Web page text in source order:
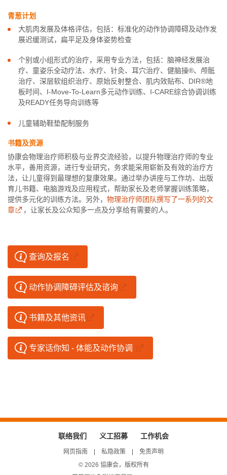
青葱计划
大肌肉发展及体格评估，包括：标准化的动作协调障碍及动作发
展迟缓测试，扁平足及身体姿势检查
个别或小组形式的治疗，采用专业方法，包括：脑神经发展治
疗、童姿乐全动疗法、水疗、针灸、耳穴治疗、健脑操®、颅骶
治疗、深层软组织治疗、原始反射整合、肌内效贴布、DIR®地
板时间、I-Move-To-Learn多元动作训练、I-CARE综合协调训练
及READY任务导向训练等
儿童辅助鞋垫配制服务
书籍及资源
协康会物理治疗师积极与业界交流经验，以提升物理治疗师的专业
水平，善用资源，进行专业研究，务求能采用崭新及有效的治疗方
法，让儿童得到最理想的复康效果。通过举办讲座与工作坊、出版
育儿书籍、电脑游戏及应用程式，帮助家长及老师掌握训练策略，
提供多元化的训练方法。另外， 物理治疗师团队撰写了一系列的文
章
，让家长及公众知多一点及分享给有需要的人。
查询及报名
动作协调障碍评估及谘询
书籍及其他资讯
专家话你知 - 体能及动作协调
联络我们 义工招募 工作机会
网页指南 私隐政策
免责声明
© 2026 協康会，版权所有